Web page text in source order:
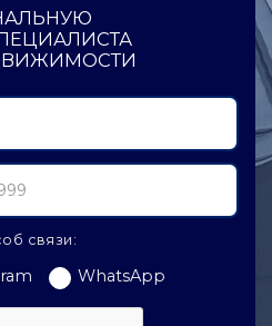
связи:
WhatsApp